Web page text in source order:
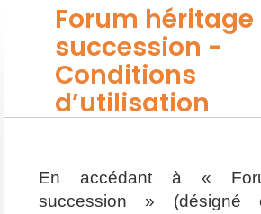
Forum héritage
succession -
Conditions
d’utilisation
En accédant à «
succession » (désigné